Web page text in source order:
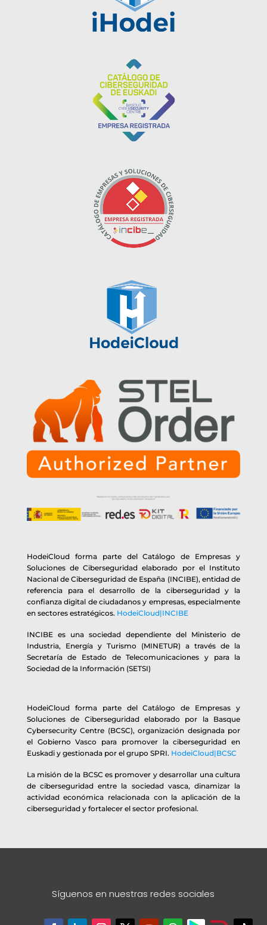
HodeiCloud forma parte del Catálogo de Empresas y
Soluciones de Ciberseguridad elaborado por el Instituto
Nacional de Ciberseguridad de España (INCIBE), entidad de
referencia para el desarrollo de la ciberseguridad y la
confianza digital de ciudadanos y empresas, especialmente
en sectores estratégicos. HodeiCloud|INCIBE
INCIBE es una sociedad dependiente del Ministerio de
Industria, Energía y Turismo (MINETUR) a través de la
Secretaría de Estado de Telecomunicaciones y para la
Sociedad de la Información (SETSI)
HodeiCloud forma parte del Catálogo de Empresas y
Soluciones de Ciberseguridad elaborado por la Basque
Cybersecurity Centre (BCSC), organización designada por
el Gobierno Vasco para promover la ciberseguridad en
Euskadi y gestionada por el grupo SPRI. HodeiCloud|BCSC
La misión de la BCSC es promover y desarrollar una cultura
de ciberseguridad entre la sociedad vasca, dinamizar la
actividad económica relacionada con la aplicación de la
ciberseguridad y fortalecer el sector profesional.
Síguenos en nuestras redes sociales